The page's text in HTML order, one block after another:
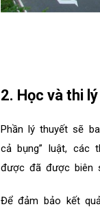
2. Học và thi
Phần lý thuyết sẽ
cả bụng” luật, các
được đã được biên
Để đảm bảo kết